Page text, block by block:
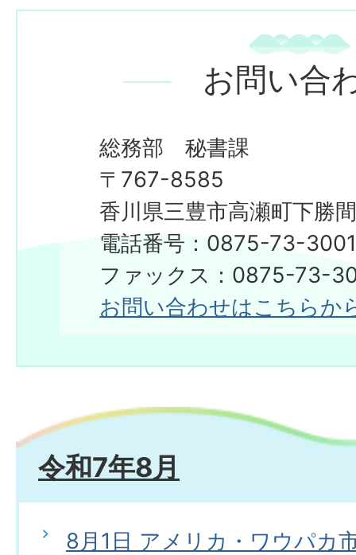
お問い合
総務部 秘書課
〒767-8585
香川県三豊市高瀬町下勝
電話番号：0875-73-
ファックス：0875-73-
お問い合わせはこちらか
令和7年8月
8月1日 アメリカ・ワウパカ